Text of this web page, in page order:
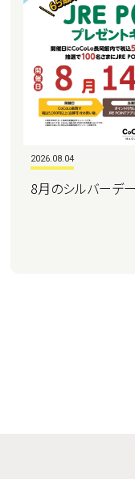
2026.08.04
8月のシルバーデ